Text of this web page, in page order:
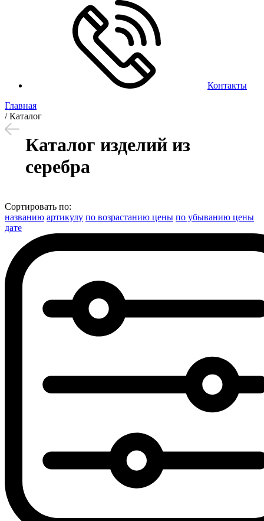
Контакты
Главная
/Каталог
Каталог изделий из
серебра
Сортировать по:
названию артикулу по возрастанию цены по убыванию цены
дате